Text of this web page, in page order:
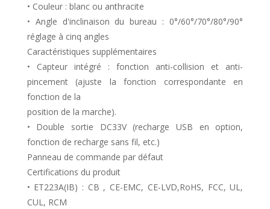
• Couleur : blanc ou anthracite
• Angle d'inclinaison du bureau : 0°/60°/70°/80°/90°
réglage à cinq angles
Caractéristiques supplémentaires
• Capteur intégré : fonction anti-collision et anti-
pincement (ajuste la fonction correspondante en
fonction de la
position de la marche).
• Double sortie DC33V (recharge USB en option,
fonction de recharge sans fil, etc.)
Panneau de commande par défaut
Certifications du produit
• ET223A(IB) : CB , CE-EMC, CE-LVD,RoHS, FCC, UL,
CUL, RCM